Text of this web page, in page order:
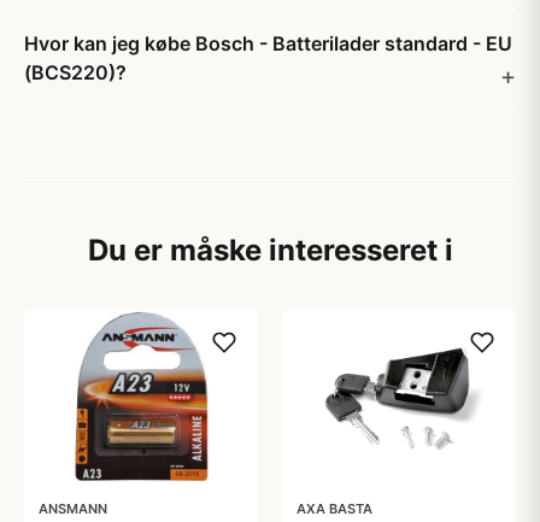
Hvor kan jeg købe Bosch - Batterilader standard - EU
(BCS220)?
Du er måske interesseret i
ANSMANN AXA BASTA